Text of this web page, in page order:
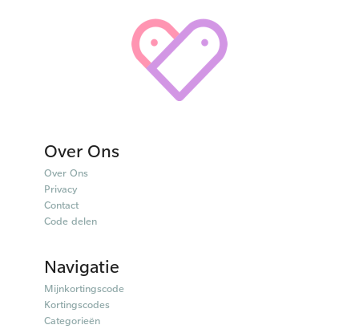
Over Ons
Over Ons
Privacy
Contact
Code delen
Navigatie
Mijnkortingscode
Kortingscodes
Categorieën